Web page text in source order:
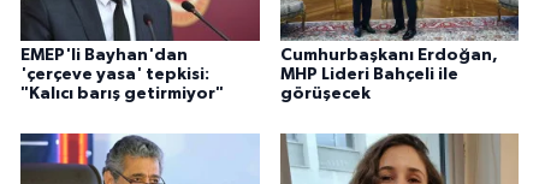
EMEP'li Bayhan'dan
'çerçeve yasa' tepkisi:
"Kalıcı barış getirmiyor"
Cumhurbaşkanı Erdoğan,
MHP Lideri Bahçeli ile
görüşecek